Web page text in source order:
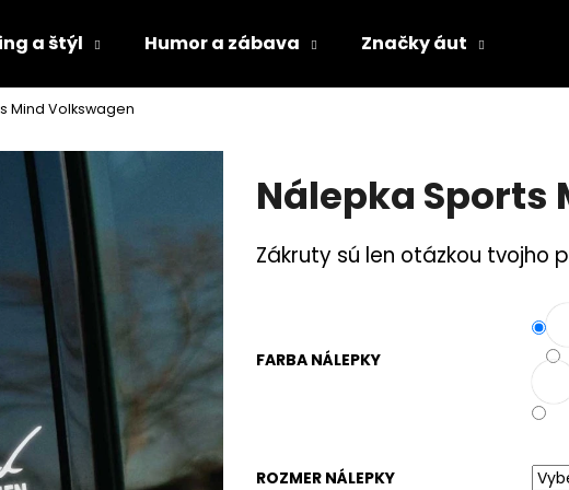
a štýl Humor a zábava Značky áut
Mind Volkswagen
Nálepka Sports
Zákruty sú len otázkou tvojho
FARBA NÁLEPKY
ROZMER NÁLEPKY
Čo potrebujete nájsť?
HĽADAŤ
Odporúčame